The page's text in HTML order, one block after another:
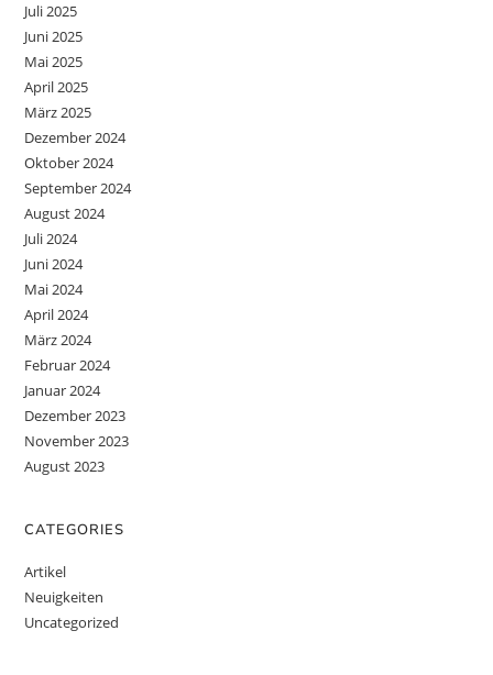
Juli 2025
Juni 2025
Mai 2025
April 2025
März 2025
Dezember 2024
Oktober 2024
September 2024
August 2024
Juli 2024
Juni 2024
Mai 2024
April 2024
März 2024
Februar 2024
Januar 2024
Dezember 2023
November 2023
August 2023
CATEGORIES
Artikel
Neuigkeiten
Uncategorized